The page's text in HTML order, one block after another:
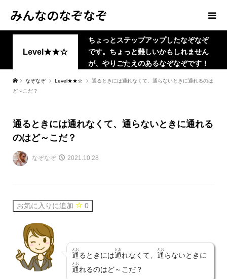
みんなのなぞなぞ
Level★★☆
ちょっとステップアップしたなぞなぞ
です。ちょっと難しいかもしれません
が、やりごたえのあるなぞなぞです！
なぞなぞ Level★★☆
通るときには通れなくて、通らないときに通れるのは
ど～こだ？
通るときには通れなくて、通らないときに通れる
のはど～こだ？
なぞなぞ 2021.10.28
お気に入りに追加 0
通
とお
るときには通
とお
れなくて、 通
とお
らないときに
通
とお
れるのはど～こだ？